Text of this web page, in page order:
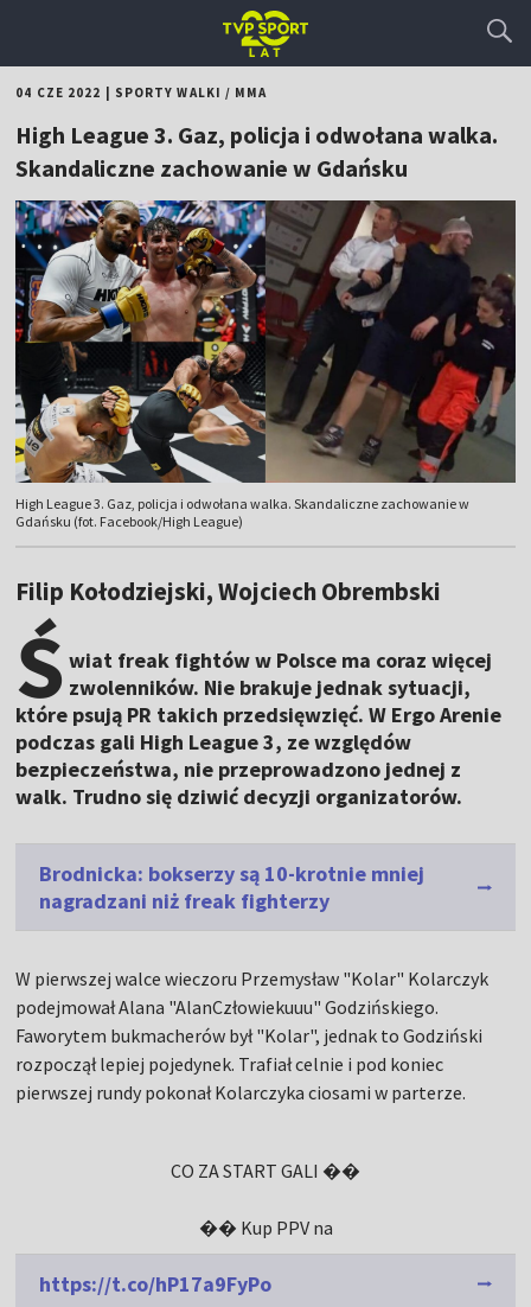
04 CZE 2022 SPORTY WALKI / MMA
High League 3. Gaz, policja i odwołana walka.
Skandaliczne zachowanie w Gdańsku
High League 3. Gaz, policja i odwołana walka. Skandaliczne zachowanie w
Gdańsku (fot. Facebook/High League)
Filip Kołodziejski, Wojciech Obrembski
Ś wiat freak fightów w Polsce ma coraz więcej
zwolenników. Nie brakuje jednak sytuacji,
które psują PR takich przedsięwzięć. W Ergo Arenie
podczas gali High League 3, ze względów
bezpieczeństwa, nie przeprowadzono jednej z
walk. Trudno się dziwić decyzji organizatorów.
Brodnicka: bokserzy są 10-krotnie mniej
nagradzani niż freak fighterzy
W pierwszej walce wieczoru Przemysław "Kolar" Kolarczyk
podejmował Alana "AlanCzłowiekuuu" Godzińskiego.
Faworytem bukmacherów był "Kolar", jednak to Godziński
rozpoczął lepiej pojedynek. Trafiał celnie i pod koniec
pierwszej rundy pokonał Kolarczyka ciosami w parterze.
CO ZA START GALI ��
�� Kup PPV na
https://t.co/hP17a9FyPo